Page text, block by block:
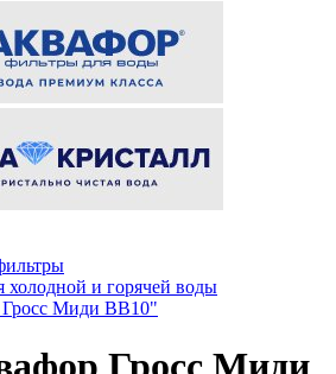
холодной и горячей воды
Миди ВВ10"